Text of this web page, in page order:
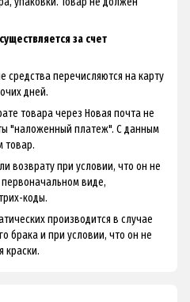
за счет
средства перечисляются на карту
дней.
товара через Новая почта не
"наложенный платеж". С данным
товар.
возврату при условии, что он не
виде,
коды.
производится в случае
брака и при условии, что он не
краски.